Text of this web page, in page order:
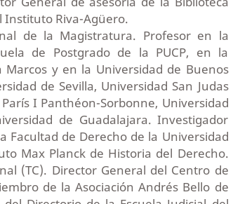
Instituto Riva-Agüero.
de la Magistratura. Profesor en la
de Postgrado de la PUCP, en la
Marcos y en la Universidad de Buenos
de Sevilla, Universidad San Judas
I Panthéon-Sorbonne, Universidad
de Guadalajara. Investigador
Facultad de Derecho de la Universidad
Max Planck de Historia del Derecho.
(TC). Director General del Centro de
de la Asociación Andrés Bello de